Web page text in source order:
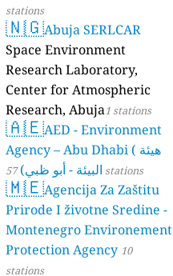
stations
🇳🇬Abuja SERLCAR
Space Environment
Research Laboratory,
Center for Atmospheric
Research, Abuja1 stations
🇦🇪AED - Environment
Agency – Abu Dhabi ( هيئة
البيئة - أبو ظبي) 57 stations
🇲🇪Agencija Za Zaštitu
Prirode I životne Sredine -
Montenegro Environement
Protection Agency 10
stations